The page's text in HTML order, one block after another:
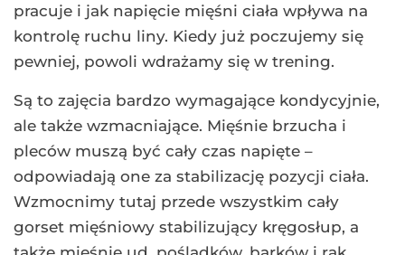
pracuje i jak napięcie mięśni ciała wpływa na
kontrolę ruchu liny. Kiedy już poczujemy się
pewniej, powoli wdrażamy się w trening.
Są to zajęcia bardzo wymagające kondycyjnie,
ale także wzmacniające. Mięśnie brzucha i
pleców muszą być cały czas napięte –
odpowiadają one za stabilizację pozycji ciała.
Wzmocnimy tutaj przede wszystkim cały
gorset mięśniowy stabilizujący kręgosłup, a